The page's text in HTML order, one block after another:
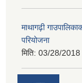
माथागढ़ी
परियोजना
मिति: 03/28/2018